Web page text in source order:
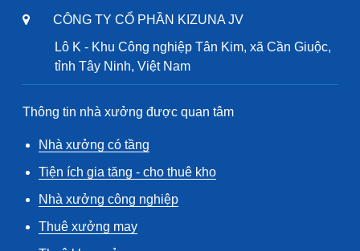
CÔNG TY CỔ PHẦN KIZUNA JV
Lô K - Khu Công nghiệp Tân Kim, xã Cần Giuộc,
tỉnh Tây Ninh, Việt Nam
Thông tin nhà xưởng được quan tâm
Nhà xưởng có tầng
Tiện ích gia tăng - cho thuê kho
Nhà xưởng công nghiệp
Thuê xưởng may